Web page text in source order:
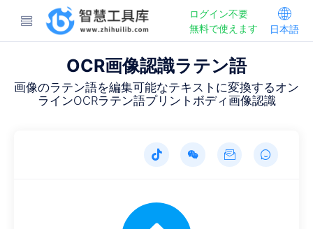
ログイン不要
無料で使えます
日本語
OCR画像認識ラテン語
画像のラテン語を編集可能なテキストに変換するオン
ラインOCRラテン語プリントボディ画像認識